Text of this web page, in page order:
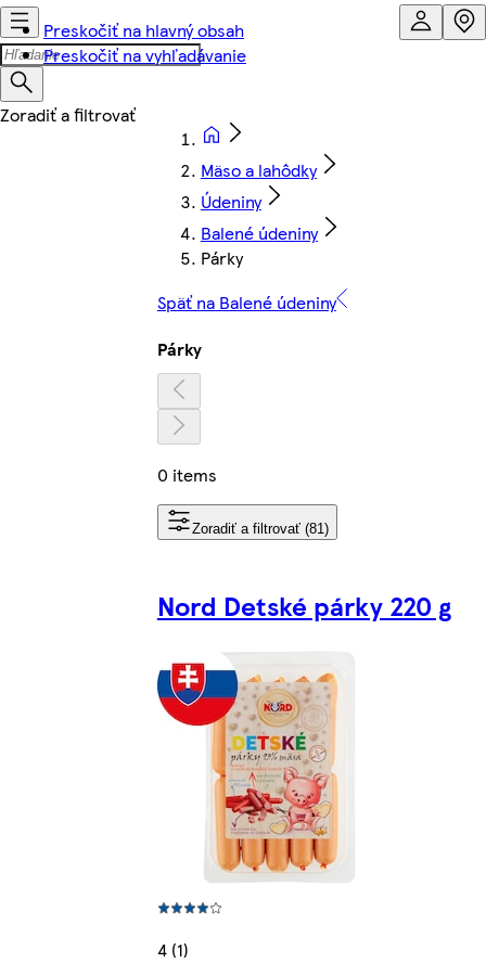
Preskočiť na hlavný obsah
Preskočiť na vyhľadávanie
Mäso a lahôdky
Údeniny
Balené údeniny
Párky
Späť na Balené údeniny
Párky
0 items
Zoradiť a filtrovať (81)
Nord Detské párky 220 g
4 (1)